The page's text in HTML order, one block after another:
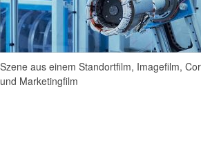
Szene aus einem Standortfilm, Imagefilm,
und Marketingfilm